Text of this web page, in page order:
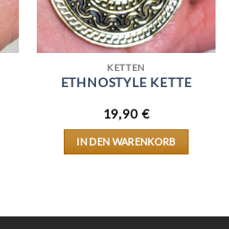
KETTEN
ETHNOSTYLE KETTE
19,90 €
IN DEN WARENKORB